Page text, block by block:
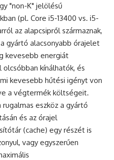
"non-K" jelölésű
(pl. Core i5-13400 vs. i5-
az alapcsipről származnak,
gyártó alacsonyabb órajelet
kevesebb energiát
kínálhatók, és
kevesebb hűtési igényt von
a végtermék költségeit.
eszköz a gyártó
és az órajel
(cache) egy részét is
vagy egyszerűen